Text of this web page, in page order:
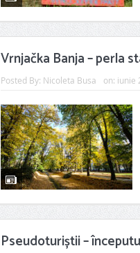
Vrnjačka Banja – perla
Posted By: Nicoleta Busa on: iunie
Pseudoturiștii –